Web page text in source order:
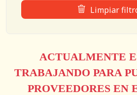
Limpiar
ACTUALMENTE
TRABAJANDO PARA
PROVEEDORES EN